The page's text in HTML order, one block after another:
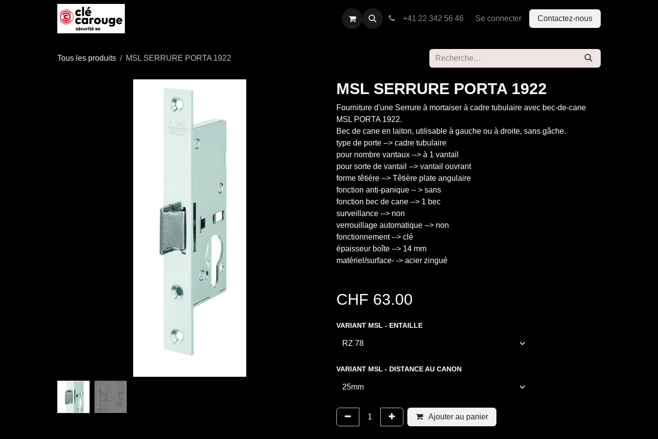
Se rendre au contenu
+41 22 342 56 46 Se connecter Contactez-nous
Tous les produits MSL SERRURE PORTA 1922
MSL SERRURE PORTA 1922
Fourniture d'une Serrure à mortaiser à cadre tubulaire avec bec-de-cane
MSL PORTA 1922.
Bec de cane en laiton, utilisable à gauche ou à droite, sans gâche.
type de porte --> cadre tubulaire
pour nombre vantaux --> à 1 vantail
pour sorte de vantail --> vantail ouvrant
forme têtière --> Têtière plate angulaire
fonction anti-panique -- > sans
fonction bec de cane --> 1 bec
surveillance --> non
verrouillage automatique --> non
fonctionnement --> clé
épaisseur boîte --> 14 mm
matériel/surface- -> acier zingué
CHF 63.00
VARIANT MSL - ENTAILLE
VARIANT MSL - DISTANCE AU CANON
Ajouter au panier